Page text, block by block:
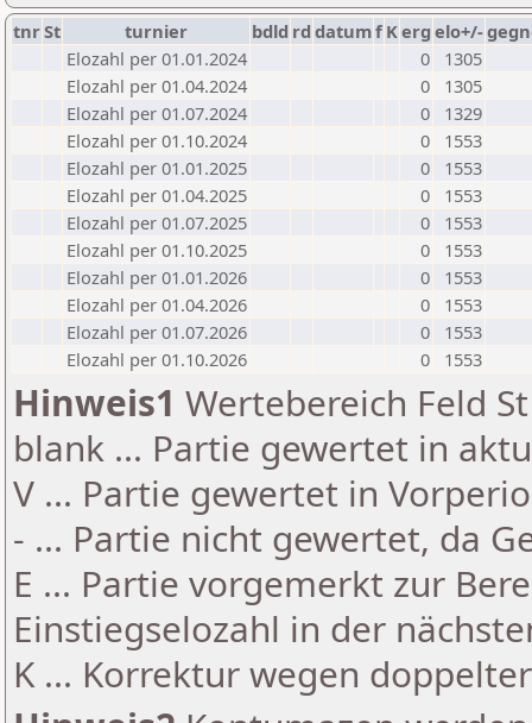
tnrSt turnier bdld rd datumf Kerg elo+/-
Elozahl per 01.01.2024
0
1305
Elozahl per 01.04.2024
0
1305
Elozahl per 01.07.2024
0
1329
Elozahl per 01.10.2024
0
1553
Elozahl per 01.01.2025
0
1553
Elozahl per 01.04.2025
0
1553
Elozahl per 01.07.2025
0
1553
Elozahl per 01.10.2025
0
1553
Elozahl per 01.01.2026
0
1553
Elozahl per 01.04.2026
0
1553
Elozahl per 01.07.2026
0
1553
Elozahl per 01.10.2026
0 1553
Hinweis1 Wertebereich Feld
blank ... Partie gewertet in
V ... Partie gewertet in
- ... Partie nicht gewertet, da
E ... Partie vorgemerkt zur
Einstiegselozahl in der
K ... Korrektur wegen